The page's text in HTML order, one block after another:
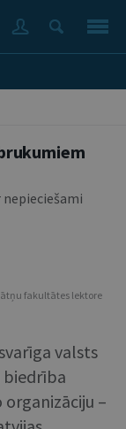
fakultātes lektore
valsts
biedrība
–